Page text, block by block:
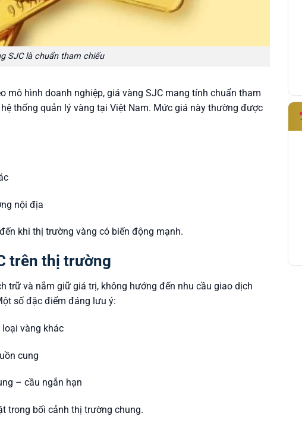
SJC là chuẩn tham chiếu
mô hình doanh nghiệp, giá vàng SJC mang tính chuẩn tham
thống quản lý vàng tại Việt Nam. Mức giá này thường được
nội địa
khi thị trường vàng có biến động mạnh.
trên thị trường
trữ và nắm giữ giá trị, không hướng đến nhu cầu giao dịch
số đặc điểm đáng lưu ý:
vàng khác
cung
– cầu ngắn hạn
trong bối cảnh thị trường chung.